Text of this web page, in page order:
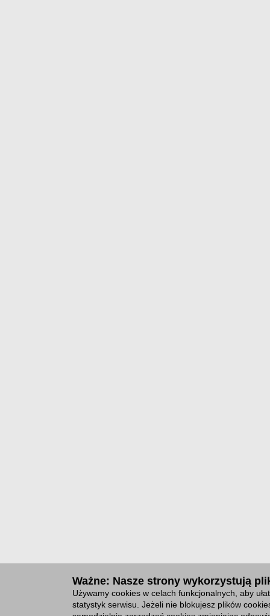
Ważne: Nasze strony wykorzystują
Używamy cookies w celach funkcjonalnych, aby
statystyk serwisu. Jeżeli nie blokujesz plików